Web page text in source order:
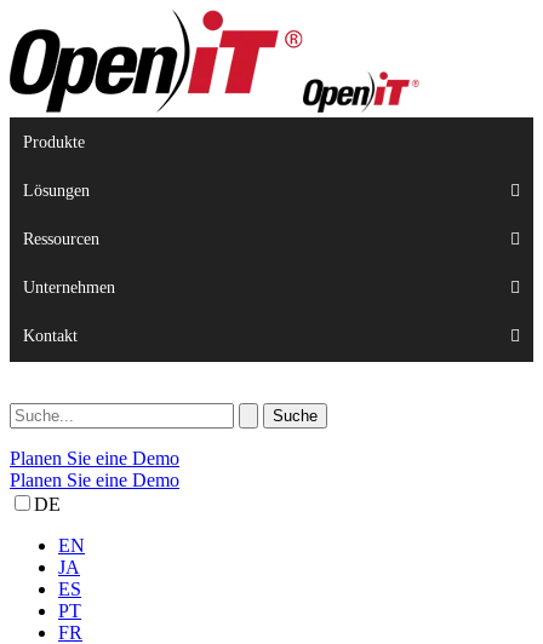
Produkte
Lösungen
Ressourcen
Unternehmen
Kontakt
Planen Sie eine Demo
Planen Sie eine Demo
DE
EN
JA
ES
PT
FR